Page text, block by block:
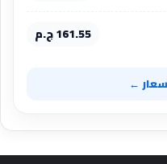
161.55 ج.م
←